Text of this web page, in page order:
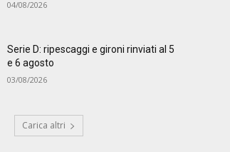
04/08/2026
Serie D: ripescaggi e gironi rinviati al 5
e 6 agosto
03/08/2026
Carica altri